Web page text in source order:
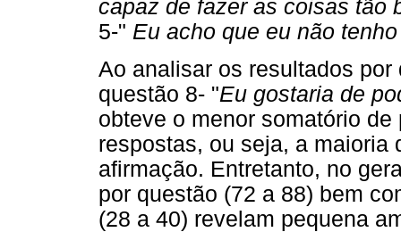
capaz de fazer as coisas tão
5-" Eu acho que eu não
Ao analisar os resultados
questão 8- "Eu gostaria de
obteve o menor somatório
respostas, ou seja, a maioria
afirmação. Entretanto, no
por questão (72 a 88) bem
(28 a 40) revelam pequena